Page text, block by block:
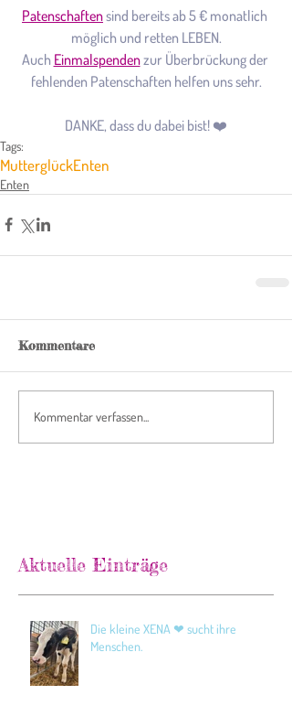
Patenschaften sind bereits ab 5 € monatlich
möglich und retten LEBEN.
Auch Einmalspenden zur Überbrückung der
fehlenden Patenschaften helfen uns sehr.
DANKE, dass du dabei bist! ❤️
Tags:
MutterglückEnten
Enten
Kommentare
Kommentar verfassen...
Aktuelle Einträge
Die kleine XENA ❤ sucht ihre
Menschen.